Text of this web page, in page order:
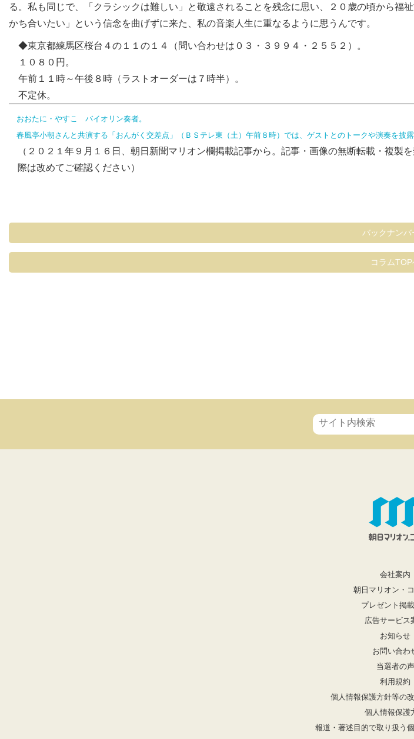
る。私も同じで、「クラシックは難しい」と敬遠されることを残念に思い、２０歳の頃から
かち合いたい」という信念を曲げずに来た、私の音楽人生に重なるように思うんです。
◆東京都練馬区桜台４の１１の１４（問い合わせは０３・３９９４・２５５２）。
１０８０円。
午前１１時～午後８時（ラストオーダーは７時半）。
不定休。
おおたに・やすこ バイオリン奏者。
春風亭小朝さんと共演する「おんがく交差点」（ＢＳテレ東（土）午前８時）では、ゲストとのトークや演奏を
（２０２１年９月１６日、朝日新聞マリオン欄掲載記事から。記事・画像の無断転載・複
際は改めてご確認ください）
バックナンバ
コラムTOP
会社案内
朝日マリオン・
プレゼント掲
広告サービス
お知らせ
お問い合わ
当選者の声
利用規約
個人情報保護方針等の
個人情報保護
報道・著述目的で取り扱う